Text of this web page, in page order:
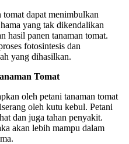
tomat dapat menimbulkan
yang tak dikendalikan
hasil panen tanaman tomat.
fotosintesis dan
yang dihasilkan.
Tomat
oleh petani tanaman tomat
oleh kutu kebul. Petani
dan juga tahan penyakit.
akan lebih mampu dalam